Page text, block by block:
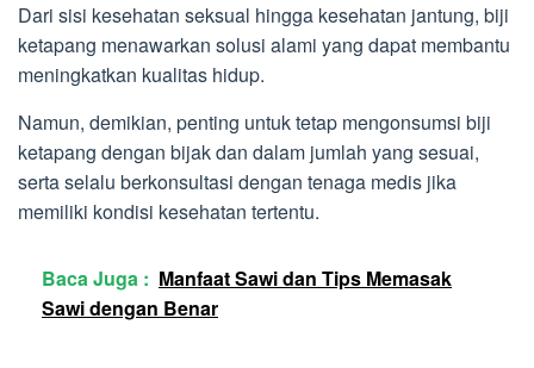
Dari sisi kesehatan seksual hingga kesehatan jantung, biji
ketapang menawarkan solusi alami yang dapat membantu
meningkatkan kualitas hidup.
Namun, demikian, penting untuk tetap mengonsumsi biji
ketapang dengan bijak dan dalam jumlah yang sesuai,
serta selalu berkonsultasi dengan tenaga medis jika
memiliki kondisi kesehatan tertentu.
Baca Juga : Manfaat Sawi dan Tips Memasak
Sawi dengan Benar